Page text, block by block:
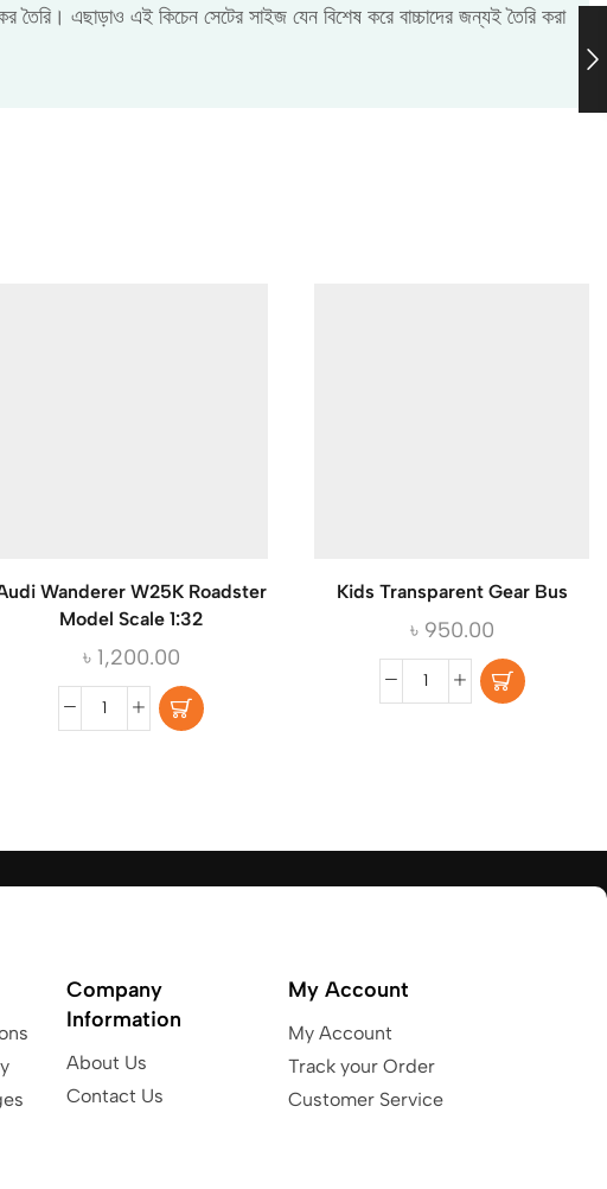
এছাড়াও এই কিচেন সেটের সাইজ যেন বিশেষ করে বাচ্চাদের জন্যই তৈরি করা
Wanderer W25K Roadster
Model Scale 1:32
৳ 1,200.00
Kids Transparent Gear Bus
৳ 950.00
Company
Information
About Us
Contact Us
My Account
My Account
Track your Order
Customer Service